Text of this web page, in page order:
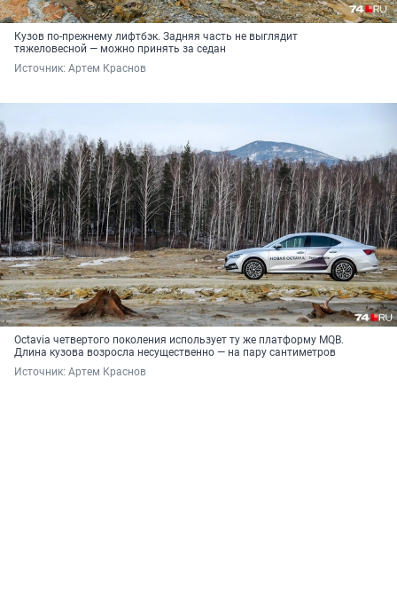
Кузов по-прежнему лифтбэк. Задняя часть не выглядит
тяжеловесной — можно принять за седан
Источник: Артем Краснов
Octavia четвертого поколения использует ту же платформу MQB.
Длина кузова возросла несущественно — на пару сантиметров
Источник: Артем Краснов